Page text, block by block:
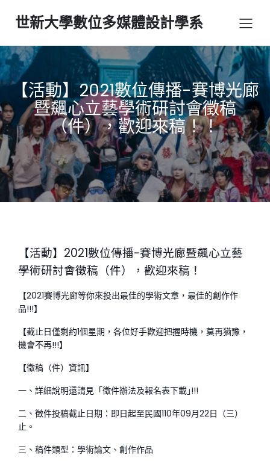
世新大學數位多媒體設計學系
【活動】2021數位傳播-賽博光廊
暨飆心立藝學術研討會徵稿
（件），歡迎來稿！！
【活動】2021數位傳播-賽博光廊暨飆心立藝
學術研討會徵稿（件），歡迎來稿！
【2021賽博光廊等你來投出最佳的學術文章，最佳的創作作
品!!!】
【截止日僅剩約1個星期，各位好手歡迎把握時機，莫再猶豫，
機會不再!!!】
【徵稿（件）資訊】
一、詳細說明還請見「徵件辦法及報名表下載｣!!!
二、徵件投稿截止日期：即日起至民國110年09月22日（三）
止。
三、稿件類型：學術論文、創作作品